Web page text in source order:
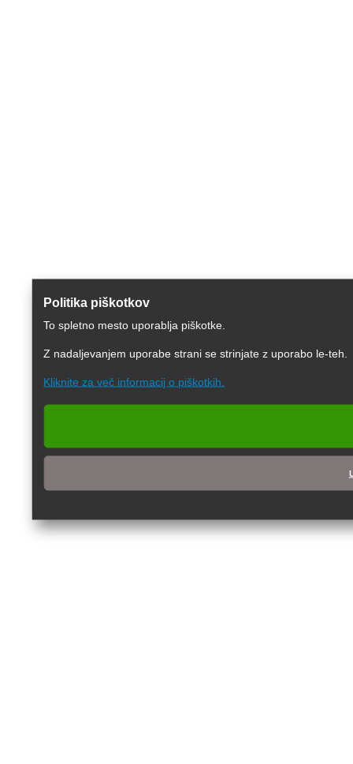
Politika piškotkov
To spletno mesto uporablja piškotke.
Z nadaljevanjem uporabe strani se strinjate z uporabo le-teh.
Kliknite za več informacij o piškotkih.